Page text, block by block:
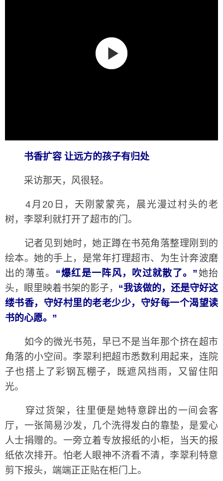
书香扩容 让远方的孩子有归处
采访那天，风很轻。
4月20日，天刚蒙蒙亮，晨光漫过村头的老
树，李翠利就打开了超市的门。
记者见到她时，她正蹲在书苑角落整理刚到的
绘本。她的手上，是常年打理超市、为生计奔波磨
出的薄茧。 “爆红是一阵风，吹过就散了。”她抬
头，眼里映着书架的影子， “我该做的，还是守好这
缕书香，守好村里的老老少少，守好每一个渴望读
书的心愿。”
如今的微光书苑，早已不是当年那个挤在超市
角落的小空间。李翠利把超市悉数利用起来，连院
子也搭上了彩钢瓦棚子，既遮风挡雨，又留住阳
光。
穿过货架，往里便是她特意辟出的一间会客
厅，一张简易沙发，几个洗得发白的靠垫，是爱心
人士捐赠的。一旁立着专放报纸的小柜，当天的报
纸依次排开。怕老人眼神不济看不清，李翠利特意
剪下报头，端端正正贴在柜门上。